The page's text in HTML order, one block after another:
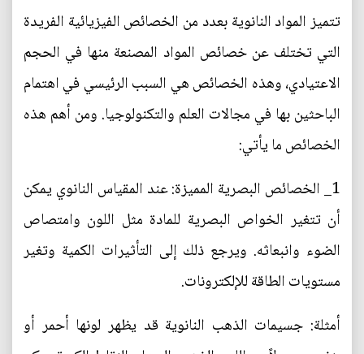
تتميز المواد النانوية بعدد من الخصائص الفيزيائية الفريدة
التي تختلف عن خصائص المواد المصنعة منها في الحجم
الاعتيادي، وهذه الخصائص هي السبب الرئيسي في اهتمام
الباحثين بها في مجالات العلم والتكنولوجيا. ومن أهم هذه
الخصائص ما يأتي:
1_ الخصائص البصرية المميزة: عند المقياس النانوي يمكن
أن تتغير الخواص البصرية للمادة مثل اللون وامتصاص
الضوء وانبعاثه. ويرجع ذلك إلى التأثيرات الكمية وتغير
مستويات الطاقة للإلكترونات.
أمثلة: جسيمات الذهب النانوية قد يظهر لونها أحمر أو